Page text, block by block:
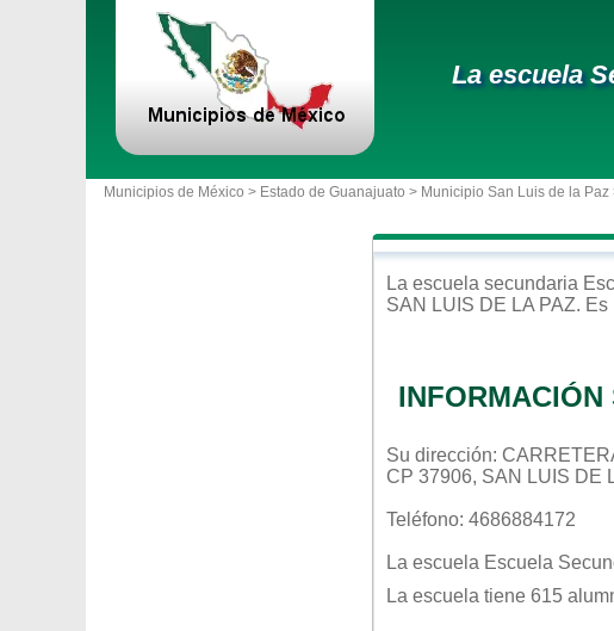
La escuela
Municipios de México > Estado de Guanajuato > Municipio San Luis de la Paz
La escuela secundaria
SAN LUIS DE LA PAZ. Es
Su dirección:
CP 37906, SAN LUIS DE
Teléfono: 4686884172
La escuela Escuela
La escuela tiene 615